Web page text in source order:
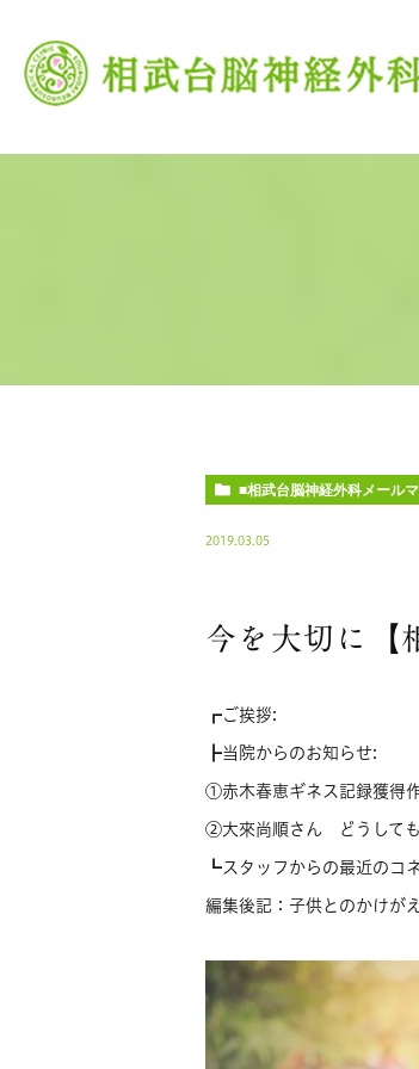
■相武台脳神経外科メール
2019.03.05
今を大切に【
┏ご挨拶:
┣当院からのお知らせ:
①赤木春恵ギネス記録獲得
②大來尚順さん どうしても
┗スタッフからの最近のコ
編集後記：子供とのかけが